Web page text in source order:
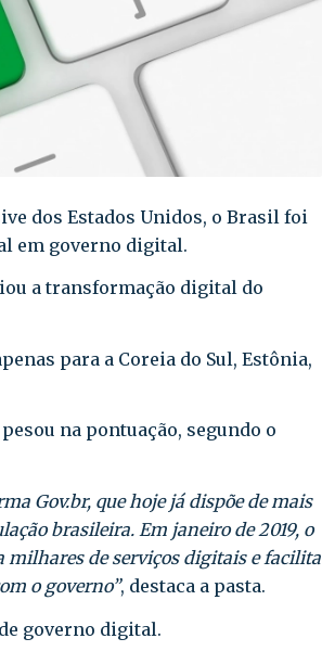
dos Estados Unidos, o Brasil foi
em governo digital.
a transformação digital do
para a Coreia do Sul, Estônia,
na pontuação, segundo o
Gov.br, que hoje já dispõe de mais
brasileira. Em janeiro de 2019, o
milhares de serviços digitais e facilita
o governo”, destaca a pasta.
governo digital.